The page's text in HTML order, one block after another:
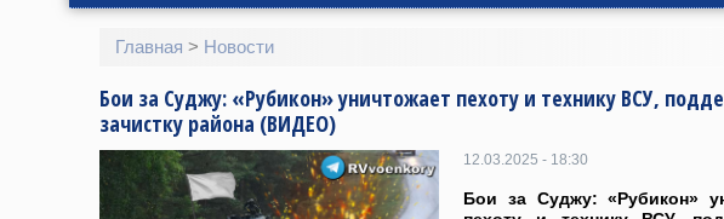
Главная > Новости
Бои за Суджу: «Рубикон» уничтожает пехоту и технику ВСУ,
зачистку района (ВИДЕО)
12.03.2025 - 18:30
Бои за Суджу: «Рубикон»